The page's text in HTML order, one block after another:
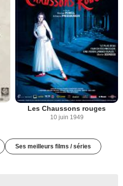
Les Chaussons rouges
10 juin 1949
Ses meilleurs films / séries